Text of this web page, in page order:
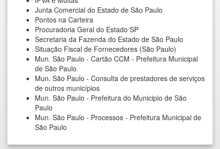
Junta Comercial do Estado de São Paulo
Pontos na Carteira
Procuradoria Geral do Estado SP
Secretaria da Fazenda do Estado de São Paulo
Situação Fiscal de Fornecedores (São Paulo)
Mun. São Paulo - Cartão CCM - Prefeitura Municipal
de São Paulo
Mun. São Paulo - Consulta de prestadores de serviços
de outros municípios
Mun. São Paulo - Prefeitura do Municipio de São
Paulo
Mun. São Paulo - Processos - Prefeitura Municipal de
São Paulo